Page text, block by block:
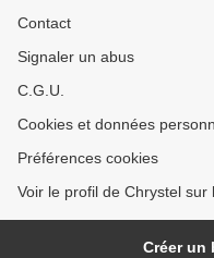
Contact
Signaler un abus
C.G.U.
Cookies et données
Préférences cookies
Voir le profil de Chrystel sur
Créer un